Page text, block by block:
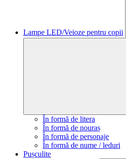
Lampe LED/Veioze pentru copii
În formă de litera
În formă de nouraș
În formă de personaje
În formă de nume / leduri
Pușculite